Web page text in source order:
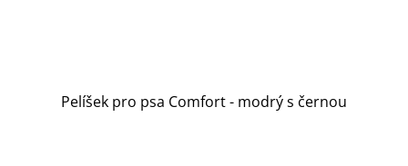
Pelíšek pro psa Comfort - modrý s černou